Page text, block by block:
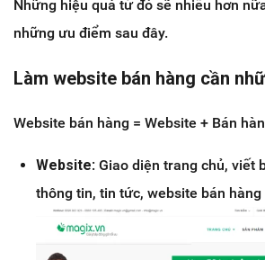
Những hiệu quả từ đó sẽ nhiều hơn
những ưu điểm sau đây.
Làm website bán hàng cần
Website bán hàng = Website + Bán
Website: Giao diện trang chủ, viết
thông tin, tin tức, website bán hàng